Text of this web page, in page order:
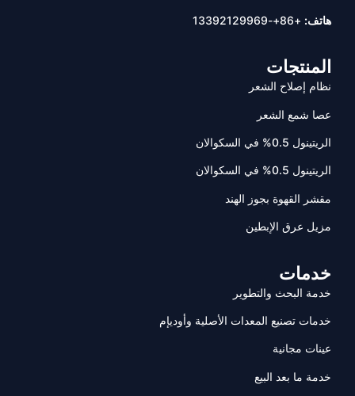
هاتف: +86+-13392129969
المنتجات
نظام إصلاح الشعر
عصا شمع الشعر
الريتينول 0.5% في السكوالان
الريتينول 0.5% في السكوالان
مقشر القهوة بجوز الهند
مزيل عرق الإبطين
خدمات
خدمة البحث والتطوير
خدمات تصنيع المعدات الأصلية وأوديإم
عينات مجانية
خدمة ما بعد البيع